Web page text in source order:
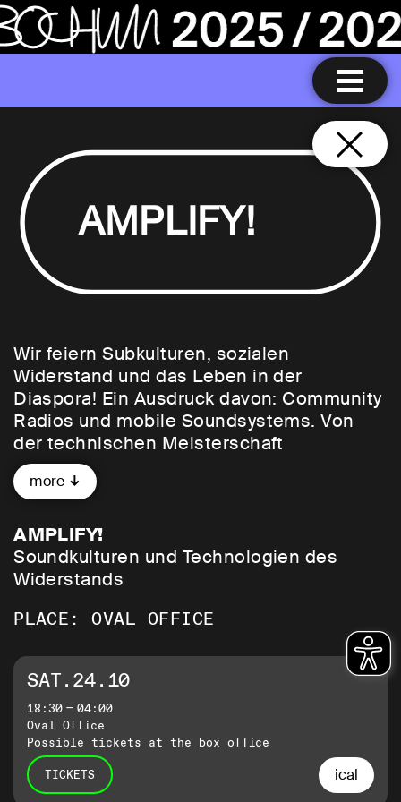
AMPLIFY!
Wir feiern Subkulturen, sozialen
Widerstand und das Leben in der
Diaspora! Ein Ausdruck davon: Community
Radios und mobile Soundsystems. Von
der technischen Meisterschaft
handgefertigter Lautsprechertürme bis zur
sozialen Choreografie der Dancehalls: In
Vorträgen, Talks und DJ-Sets feiert
AMPLIFY! diese medientechnologischen
Experimente als künstlerische und
Gesellschaften. Eine lustvolle
Gemeinschaftspraxis mit akademischer
Forschung und künstlerischer Exzellenz.
Initiiert von Cute Community Radio, in
Kooperation mit Sound System
Outernational (Goldsmiths University of
more
AMPLIFY!
Soundkulturen und Technologien des
Widerstands
PLACE: OVAL OFFICE
SAT.24.10
TICKETS
18:30 — 04:00
Oval Office
Possible tickets at the box office
ical